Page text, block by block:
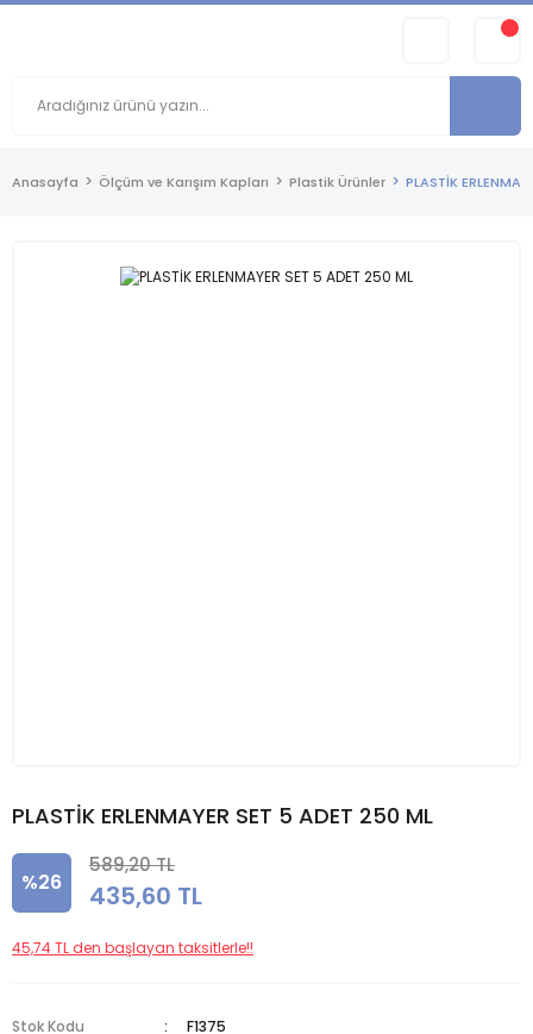
Anasayfa Ölçüm ve Karışım Kapları Plastik Ürünler PLASTİK
PLASTİK ERLENMAYER SET 5 ADET 250 ML
%26
589,20 TL
435,60 TL
45,74 TL den başlayan taksitlerle!!
Stok Kodu
F1375